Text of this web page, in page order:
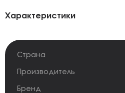
Характеристики
Страна
Производитель
Бренд